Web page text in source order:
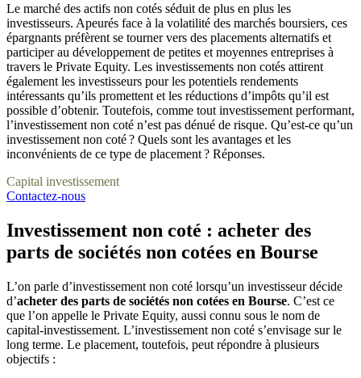
Le marché des actifs non cotés séduit de plus en plus les
investisseurs. Apeurés face à la volatilité des marchés boursiers, ces
épargnants préfèrent se tourner vers des placements alternatifs et
participer au développement de petites et moyennes entreprises à
travers le Private Equity. Les investissements non cotés attirent
également les investisseurs pour les potentiels rendements
intéressants qu’ils promettent et les réductions d’impôts qu’il est
possible d’obtenir. Toutefois, comme tout investissement performant,
l’investissement non coté n’est pas dénué de risque. Qu’est-ce qu’un
investissement non coté ? Quels sont les avantages et les
inconvénients de ce type de placement ? Réponses.
Capital investissement
Contactez-nous
Investissement non coté : acheter des
parts de sociétés non cotées en Bourse
L’on parle d’investissement non coté lorsqu’un investisseur décide
d’acheter des parts de sociétés non cotées en Bourse. C’est ce
que l’on appelle le Private Equity, aussi connu sous le nom de
capital-investissement. L’investissement non coté s’envisage sur le
long terme. Le placement, toutefois, peut répondre à plusieurs
objectifs :